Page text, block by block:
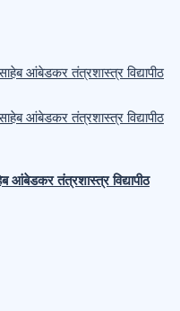
आंबेडकर तंत्रशास्त्र विद्यापीठ